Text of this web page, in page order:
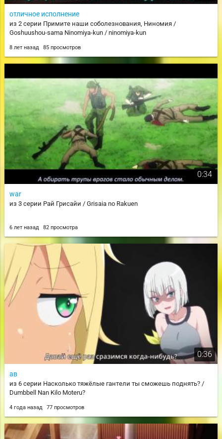
отличное исполнение
из 2 серии Примите наши соболезнования, Ниномия /
Goshuushou-sama Ninomiya-kun / ninomiya-kun
8 лет назад 85 просмотров
0:34
war
из 3 серии Рай Грисайи / Grisaia no Rakuen
6 лет назад 82 просмотра
0:36
ав
из 6 серии Насколько тяжёлые гантели ты сможешь поднять? /
Dumbbell Nan Kilo Moteru?
4 года назад 77 просмотров